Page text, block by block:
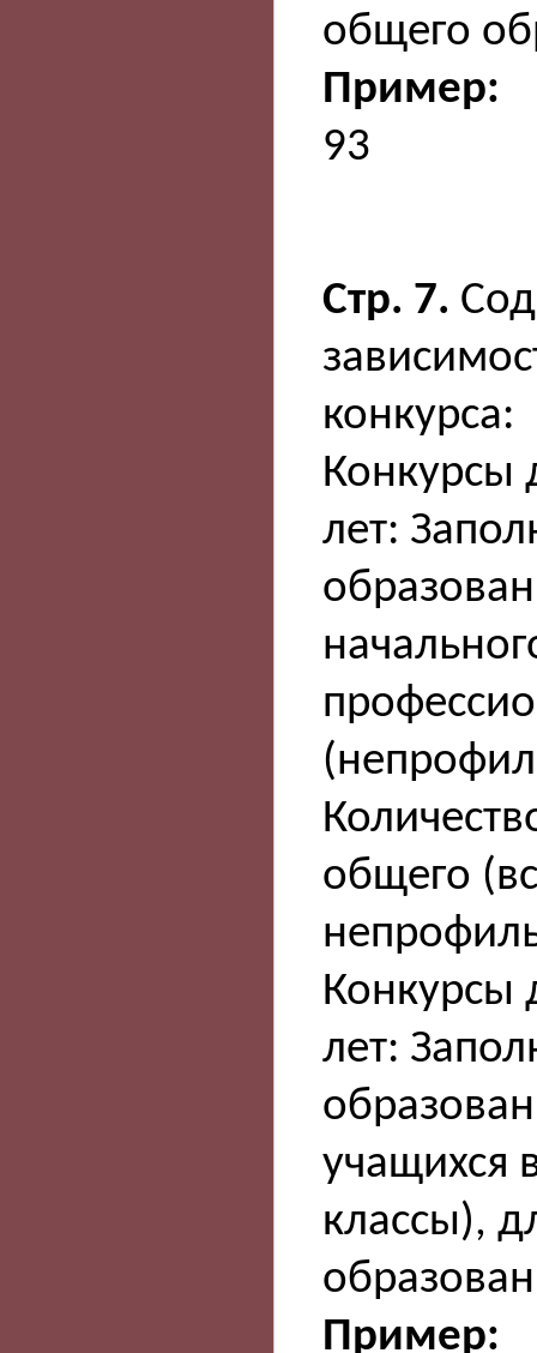
общего
Пример:
93
Стр. 7.
конкурса:
Конкурсы
лет:
общего
Конкурсы
лет:
учащихся
классы),
Пример: